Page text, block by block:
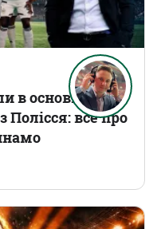
в основному
Полісся: все про